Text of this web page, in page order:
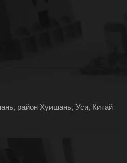
район Хуишань, Уси, Китай